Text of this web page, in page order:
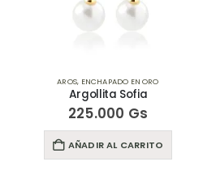
AROS, ENCHAPADO EN ORO
Argollita Sofia
225.000 Gs
AÑADIR AL CARRITO